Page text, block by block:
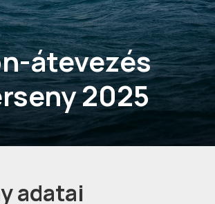
átevezés
2025
adatai